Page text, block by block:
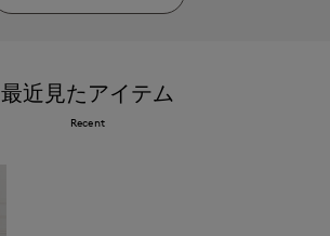
最近見たアイテム
Recent